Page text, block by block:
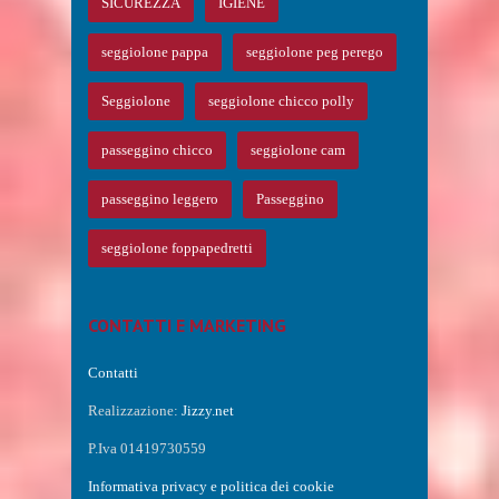
seggiolone pappa seggiolone peg perego
Seggiolone seggiolone chicco polly
passeggino chicco seggiolone cam
passeggino leggero Passeggino
seggiolone foppapedretti
CONTATTI E MARKETING
Contatti
Realizzazione: Jizzy.net
P.Iva 01419730559
Informativa privacy e politica dei cookie